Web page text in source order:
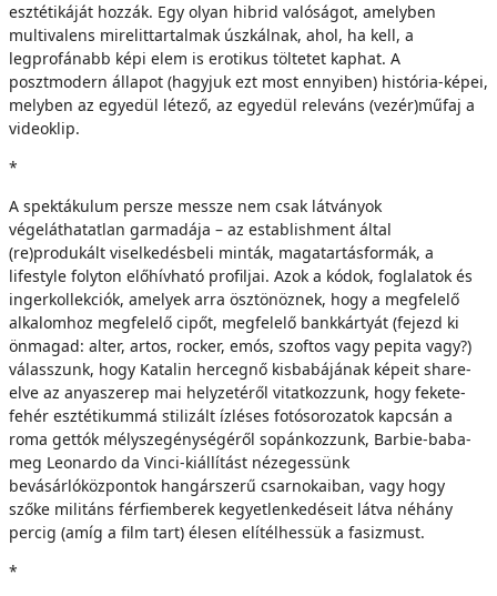
esztétikáját hozzák. Egy olyan hibrid valóságot, amelyben
multivalens mirelittartalmak úszkálnak, ahol, ha kell, a
legprofánabb képi elem is erotikus töltetet kaphat. A
posztmodern állapot (hagyjuk ezt most ennyiben) história-képei,
melyben az egyedül létező, az egyedül releváns (vezér)műfaj a
videoklip.
*
A spektákulum persze messze nem csak látványok
végeláthatatlan garmadája – az establishment által
(re)produkált viselkedésbeli minták, magatartásformák, a
lifestyle folyton előhívható profiljai. Azok a kódok, foglalatok és
ingerkollekciók, amelyek arra ösztönöznek, hogy a megfelelő
alkalomhoz megfelelő cipőt, megfelelő bankkártyát (fejezd ki
önmagad: alter, artos, rocker, emós, szoftos vagy pepita vagy?)
válasszunk, hogy Katalin hercegnő kisbabájának képeit share-
elve az anyaszerep mai helyzetéről vitatkozzunk, hogy fekete-
fehér esztétikummá stilizált ízléses fotósorozatok kapcsán a
roma gettók mélyszegénységéről sopánkozzunk, Barbie-baba-
meg Leonardo da Vinci-kiállítást nézegessünk
bevásárlóközpontok hangárszerű csarnokaiban, vagy hogy
szőke militáns férfiemberek kegyetlenkedéseit látva néhány
percig (amíg a film tart) élesen elítélhessük a fasizmust.
*